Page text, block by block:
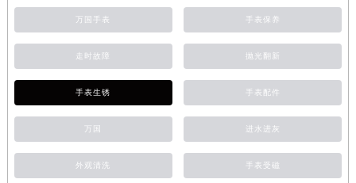
万国手表 手表保养
走时故障 抛光翻新
手表生锈 手表配件
万国 进水进灰
外观清洗 手表受磁